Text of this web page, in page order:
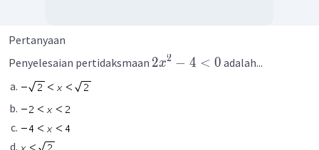
Pertanyaan
Penyelesaian pertidaksmaan 2x2 − 4 < 0 adalah...